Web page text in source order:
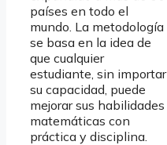
países en todo el
mundo. La metodología
se basa en la idea de
que cualquier
estudiante, sin importar
su capacidad, puede
mejorar sus habilidades
matemáticas con
práctica y disciplina.